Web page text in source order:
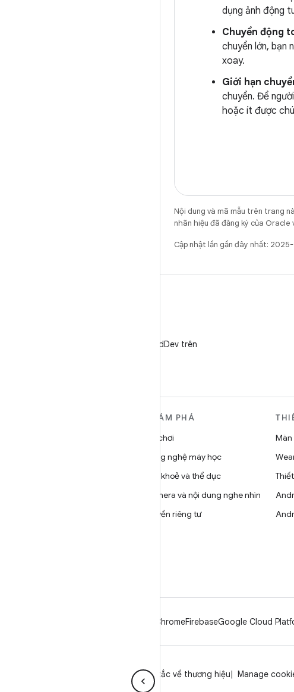
dụng ảnh động
Chuyển động
chuyển lớn, bạn
xoay.
Giới hạn
chuyển. Để
hoặc ít được
Nội dung và mã mẫu trên trang
nhãn hiệu đã đăng ký của
Cập nhật lần gần đây nhất:
Theo dõi @AndroidDev trên
KHÁM PHÁ
Trò chơi
Công nghệ máy học
Sức khoẻ và thể dục
Camera và nội dung nghe nhìn
Quyền riêng tư
Màn
ChromeFirebaseGoogle Cloud
Nguyên tắc về thương hiệu Manage